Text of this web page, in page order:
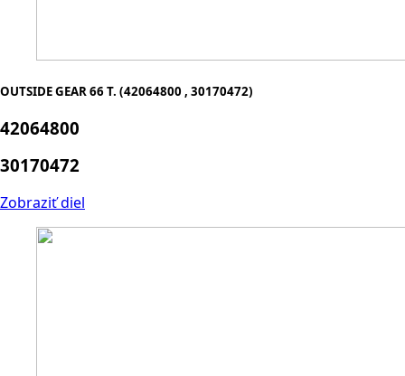
OUTSIDE GEAR 66 T. (42064800 , 30170472)
42064800
30170472
Zobraziť diel